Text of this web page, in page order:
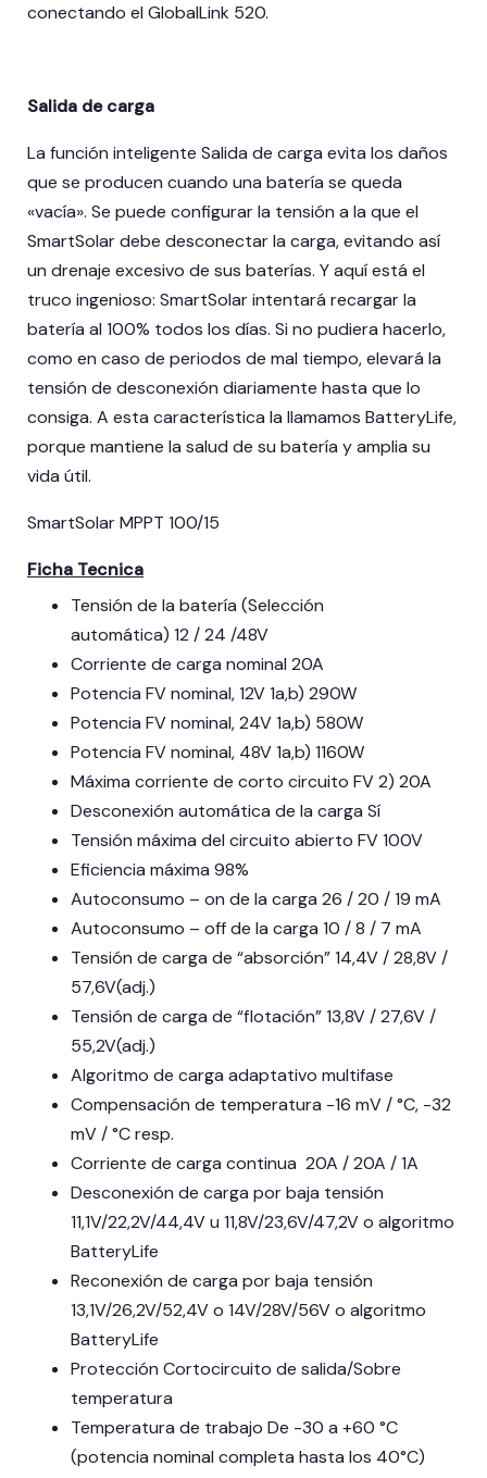
conectando el GlobalLink 520.
Salida de carga
La función inteligente Salida de carga evita los daños
que se producen cuando una batería se queda
«vacía». Se puede configurar la tensión a la que el
SmartSolar debe desconectar la carga, evitando así
un drenaje excesivo de sus baterías. Y aquí está el
truco ingenioso: SmartSolar intentará recargar la
batería al 100% todos los días. Si no pudiera hacerlo,
como en caso de periodos de mal tiempo, elevará la
tensión de desconexión diariamente hasta que lo
consiga. A esta característica la llamamos BatteryLife,
porque mantiene la salud de su batería y amplia su
vida útil.
SmartSolar MPPT 100/15
Ficha Tecnica
Tensión de la batería (Selección
automática) 12 / 24 /48V
Corriente de carga nominal 20A
Potencia FV nominal, 12V 1a,b) 290W
Potencia FV nominal, 24V 1a,b) 580W
Potencia FV nominal, 48V 1a,b) 1160W
Máxima corriente de corto circuito FV 2) 20A
Desconexión automática de la carga Sí
Tensión máxima del circuito abierto FV 100V
Eficiencia máxima 98%
Autoconsumo – on de la carga 26 / 20 / 19 mA
Autoconsumo – off de la carga 10 / 8 / 7 mA
Tensión de carga de “absorción” 14,4V / 28,8V /
57,6V(adj.)
Tensión de carga de “flotación” 13,8V / 27,6V /
55,2V(adj.)
Algoritmo de carga adaptativo multifase
Compensación de temperatura -16 mV / °C, -32
mV / °C resp.
Corriente de carga continua 20A / 20A / 1A
Desconexión de carga por baja tensión
11,1V/22,2V/44,4V u 11,8V/23,6V/47,2V o algoritmo
BatteryLife
Reconexión de carga por baja tensión
13,1V/26,2V/52,4V o 14V/28V/56V o algoritmo
BatteryLife
Protección Cortocircuito de salida/Sobre
temperatura
Temperatura de trabajo De -30 a +60 °C
(potencia nominal completa hasta los 40°C)